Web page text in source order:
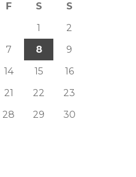
F S
S
1
2
7 8
9
14 15
16
21 22
23
28 29
30